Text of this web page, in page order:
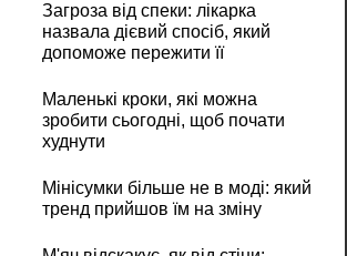
Загроза від спеки: лікарка
назвала дієвий спосіб, який
допоможе пережити її
Маленькі кроки, які можна
зробити сьогодні, щоб почати
худнути
Мінісумки більше не в моді: який
тренд прийшов їм на зміну